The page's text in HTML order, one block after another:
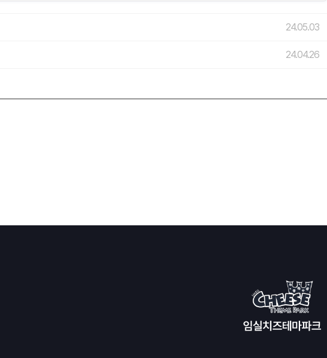
24.05.03
24.04.26